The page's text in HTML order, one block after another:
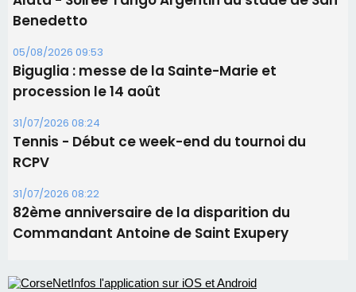
31/07/2026 08:22
82ème anniversaire de la disparition du
Commandant Antoine de Saint Exupery
Les plus lus
Satine Nomary est la nouvelle Miss Corse 2026
d'un spectacle qui ne reviendra pas avant 2081
La gendarmerie alerte les restaurateurs corses
face à une nouvelle escroquerie au faux vendeur de
En Corse, un début de saison marqué par une